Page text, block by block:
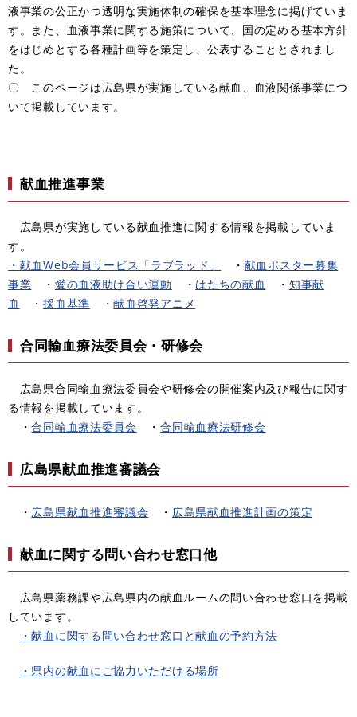
液事業の公正かつ透明な実施体制の確保を基本理念に掲げていま
す。また、血液事業に関する施策について、国の定める基本方針
をはじめとする各種計画等を策定し、公表することとされまし
た。
〇 このページは広島県が実施している献血、血液関係事業につ
いて掲載しています。
献血推進事業
広島県が実施している献血推進に関する情報を掲載していま
す。
・献血Web会員サービス「ラブラッド」
・ 献血ポスター募集
事業 ・ 愛の血液助け合い運動 ・ はたちの献血 ・ 知事献
血
・採血基準 ・献血啓発アニメ
合同輸血療法委員会・研修会
広島県合同輸血療法委員会や研修会の開催案内及び報告に関す
る情報を掲載しています。
・合同輸血療法委員会 ・合同輸血療法研修会
広島県献血推進審議会
・ 広島県献血推進審議会 ・ 広島県献血推進計画の策定
献血に関する問い合わせ窓口他
広島県薬務課や広島県内の献血ルームの問い合わせ窓口を掲載
しています。
・献血に関する問い合わせ窓口と献血の予約方法
・県内の献血にご協力いただける場所